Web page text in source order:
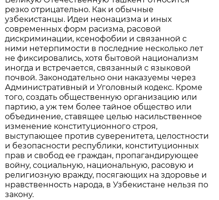
резко отрицательно. Как и обычные
узбекистанцы. Идеи неонацизма и иных
современных форм расизма, расовой
дискриминации, ксенофобии и связанной с
ними нетерпимости в последние несколько лет
не фиксировались, хотя бытовой национализм
иногда и встречается, связанный с языковой
почвой. Законодательно они наказуемы через
Административный и Уголовный кодекс. Кроме
того, создать общественную организацию или
партию, а уж тем более тайное общество или
объединение, ставящее целью насильственное
изменение конституционного строя,
выступающее против суверенитета, целостности
и безопасности республики, конституционных
прав и свобод ее граждан, пропагандирующее
войну, социальную, национальную, расовую и
религиозную вражду, посягающих на здоровье и
нравственность народа, в Узбекистане нельзя по
закону.